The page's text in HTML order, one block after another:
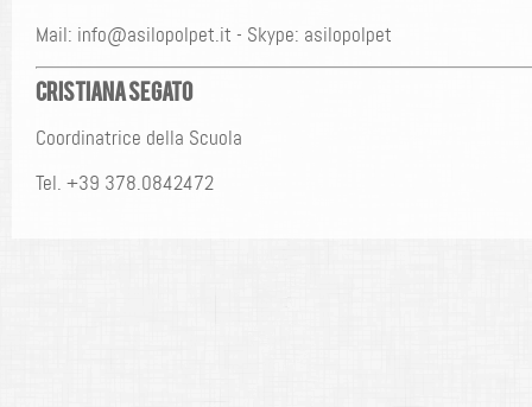
Mail: info@asilopolpet.it - Skype: asilopolpet
Cristiana Segato
Coordinatrice della Scuola
Tel. +39 378.0842472